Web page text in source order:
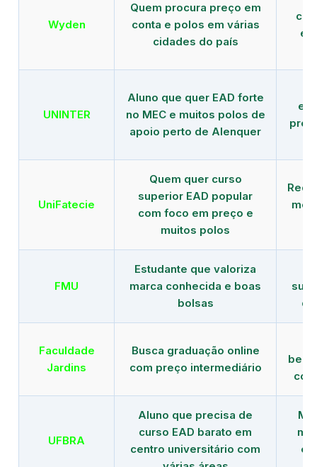
Wyden
Quem procura preço em
conta e polos em várias
cidades do país
UNINTER
Aluno que quer EAD forte
no MEC e muitos polos de
apoio perto de Alenquer
UniFatecie
Quem quer curso
superior EAD popular
com foco em preço e
muitos polos
FMU
Estudante que valoriza
marca conhecida e boas
bolsas
Faculdade
Jardins
Busca graduação online
com preço intermediário
UFBRA
Aluno que precisa de
curso EAD barato em
centro universitário com